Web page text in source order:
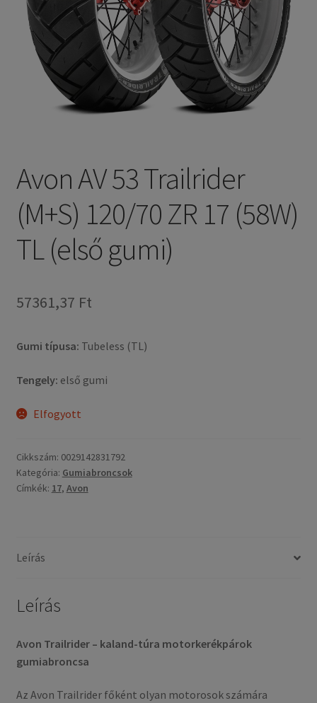
Avon AV 53 Trailrider
(M+S) 120/70 ZR 17 (58W)
TL (első gumi)
57361,37 Ft
Gumi típusa: Tubeless (TL)
Tengely: első gumi
Elfogyott
Cikkszám: 0029142831792
Kategória: Gumiabroncsok
Címkék: 17, Avon
Leírás
Leírás
Avon Trailrider – kaland-túra motorkerékpárok
gumiabroncsa
Az Avon Trailrider főként olyan motorosok számára